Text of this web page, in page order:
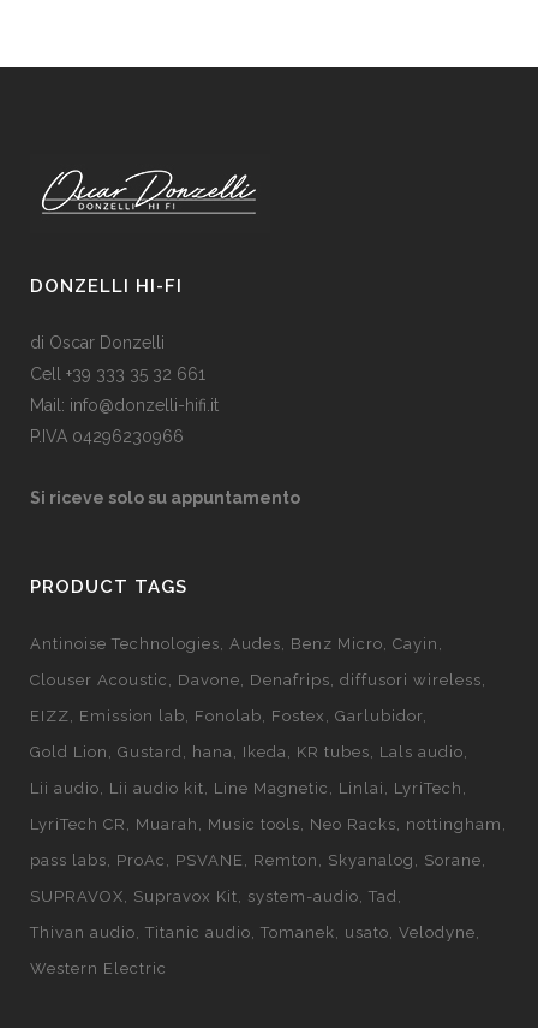
DONZELLI HI-FI
di Oscar Donzelli
Cell +39 333 35 32 661
Mail: info@donzelli-hifi.it
P.IVA 04296230966
Si riceve solo su appuntamento
PRODUCT TAGS
Antinoise Technologies Audes Benz Micro Cayin
Clouser Acoustic
Davone Denafrips diffusori wireless
EIZZ
Emission lab Fonolab Fostex
Garlubidor
Gold Lion
Gustard hana Ikeda KR tubes
Lals audio
Lii audio
Lii audio kit Line Magnetic Linlai
LyriTech
LyriTech CR
Muarah Music tools Neo Racks
nottingham
pass labs
ProAc PSVANE Remton Skyanalog
Sorane
SUPRAVOX
Supravox Kit system-audio Tad
Thivan audio Titanic audio Tomanek usato Velodyne
Western Electric